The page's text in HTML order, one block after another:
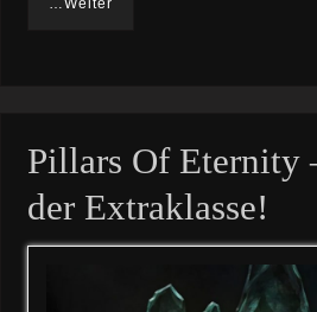
…Weiter
Pillars Of Eternity
der Extraklasse!